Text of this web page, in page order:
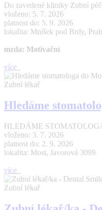
Do zavedené kliniky Zubní
vloženo: 5. 7. 2026
platnost do: 5. 9. 2026
lokalita: Mníšek pod Brdy,
mzda: Motivační
více
Zubní lékař
Hledáme
HLEDÁME STOMATOLOGA
vloženo: 3. 7. 2026
platnost do: 2. 9. 2026
lokalita: Most, Javorová 3099
více
Zubní lékař